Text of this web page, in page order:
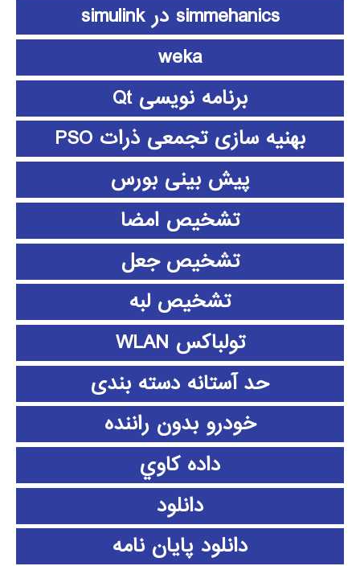
simmehanics در simulink
weka
برنامه نویسی Qt
بهنیه سازی تجمعی ذرات PSO
پیش بینی بورس
تشخیص امضا
تشخیص جعل
تشخیص لبه
تولباکس WLAN
حد آستانه دسته بندی
خودرو بدون راننده
داده كاوي
دانلود
دانلود پايان نامه